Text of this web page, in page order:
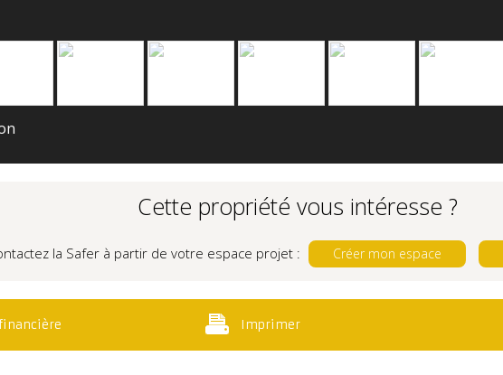
Cette propriété vous intéresse ?
la Safer à partir de votre espace projet : Créer mon espace
Imprimer